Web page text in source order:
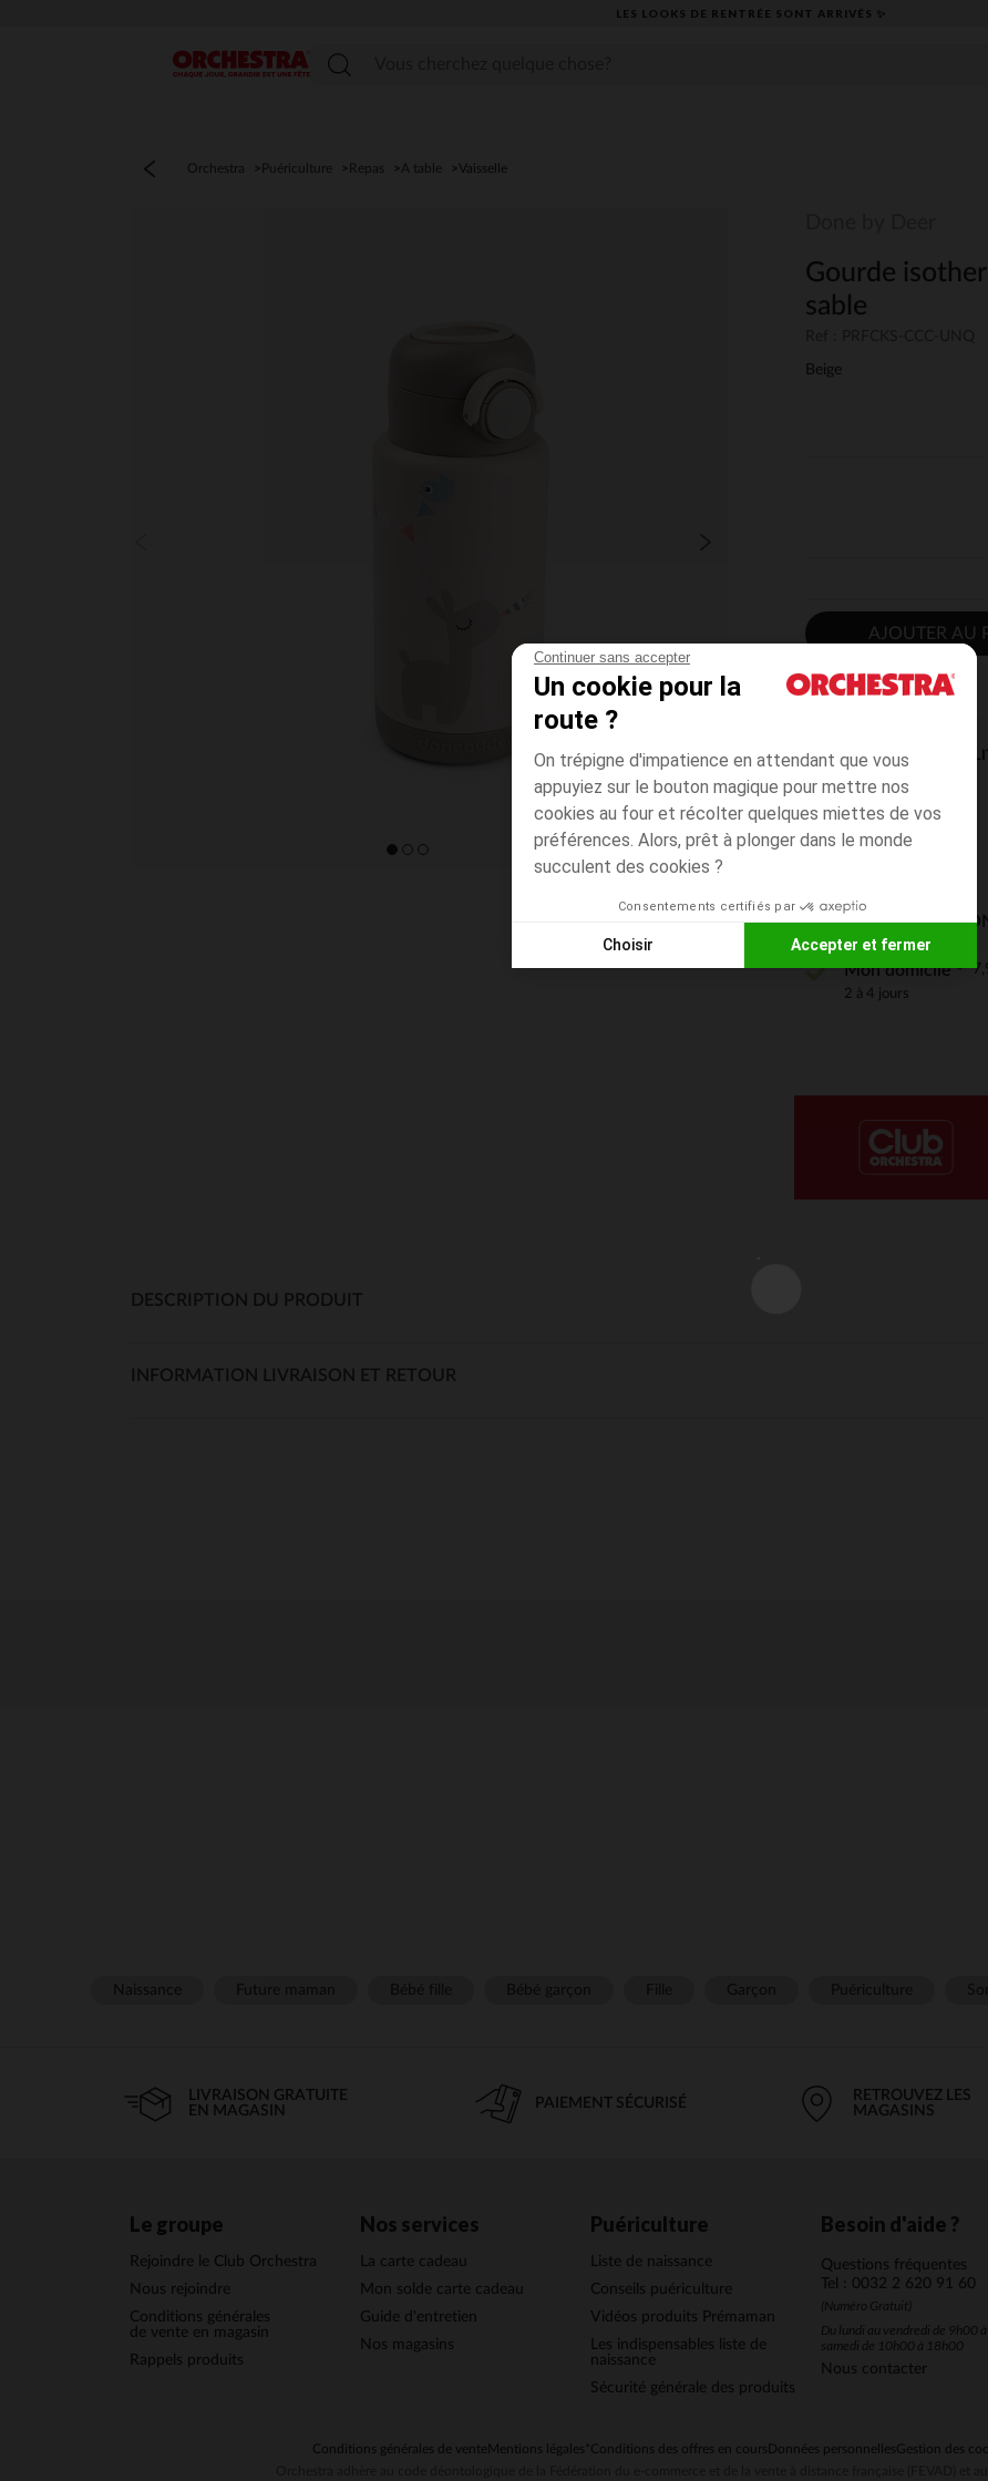
Continuer sans accepter
Un cookie pour la
route ?
On trépigne d'impatience en attendant que vous
appuyiez sur le bouton magique pour mettre nos
cookies au four et récolter quelques miettes de vos
préférences. Alors, prêt à plonger dans le monde
succulent des cookies ?
Consentements certifiés par
Choisir Accepter et fermer
Plateforme de Gestion du Consentement : Personnalisez vos
LES LOOKS DE RENTRÉE SONT ARRIVÉS ✨
Menu
Orchestra Puériculture Repas A table Vaisselle
Gourde
sable
Beige
AJOUTER AU
MODES DE
Mon domicile
2 à 4 jours
DESCRIPTION DU PRODUIT
INFORMATION LIVRAISON ET RETOUR
LIVRAISON GRATUITE
EN MAGASIN
PAIEMENT SÉCURISÉ
RETROUVEZ LES
MAGASINS
Le groupe
Rejoindre le Club Orchestra
Nous rejoindre
Conditions générales
de vente en magasin
Rappels produits
Nos services
La carte cadeau
Mon solde carte cadeau
Guide d'entretien
Nos magasins
Puériculture
Liste de naissance
Conseils puériculture
Vidéos produits Prémaman
Les indispensables liste de
naissance
Sécurité générale des produits
Besoin d'aide ?
Questions fréquentes
Tel : 0032 2 620 91 60
(Numéro Gratuit)
Du lundi au vendredi de 9h00 à
samedi de 10h00 à 18h00
Nous contacter
Conditions générales de venteMentions légales *Conditions des offres en cours Données personnellesGestion des